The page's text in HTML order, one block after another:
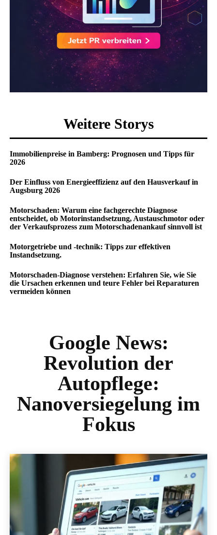
Weitere Storys
Immobilienpreise in Bamberg: Prognosen und Tipps für
2026
Der Einfluss von Energieeffizienz auf den Hausverkauf in
Augsburg 2026
Motorschaden: Warum eine fachgerechte Diagnose
entscheidet, ob Motorinstandsetzung, Austauschmotor oder
der Verkaufsprozess zum Motorschadenankauf sinnvoll ist
Motorgetriebe und -technik: Tipps zur effektiven
Instandsetzung.
Motorschaden-Diagnose verstehen: Erfahren Sie, wie Sie
die Ursachen erkennen und teure Fehler bei Reparaturen
vermeiden können
Google News:
Revolution der
Autopflege:
Nanoversiegelung im
Fokus